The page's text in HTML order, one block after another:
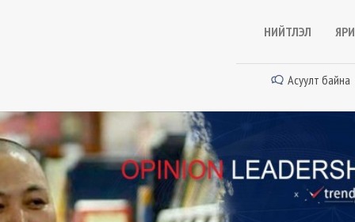
НИЙТЛЭЛ
Асуулт байна